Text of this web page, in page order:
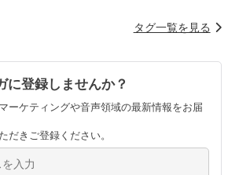
タグ一覧を見る
に登録しませんか？
ーケティングや音声領域の最新情報をお届
だきご登録ください。